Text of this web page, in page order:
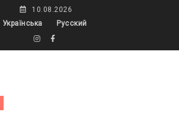
10.08.2026
Українська
Русский